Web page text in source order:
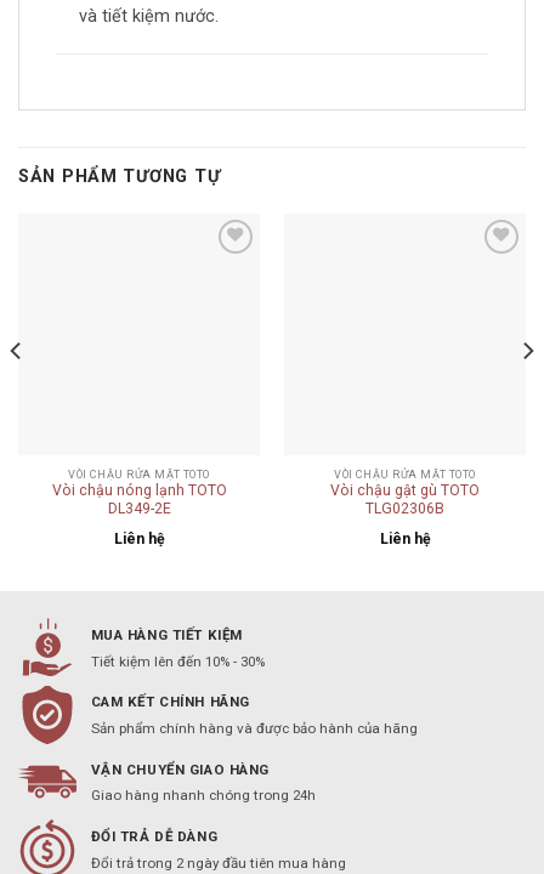
và tiết kiệm nước.
SẢN PHẨM TƯƠNG TỰ
VÒI CHẬU RỬA MẶT TOTO
Vòi chậu nóng lạnh TOTO
DL349-2E
Liên hệ
VÒI CHẬU RỬA MẶT TOTO
Vòi chậu gật gù TOTO
TLG02306B
Liên hệ
MUA HÀNG TIẾT KIỆM
Tiết kiệm lên đến 10% - 30%
CAM KẾT CHÍNH HÃNG
Sản phẩm chính hàng và được bảo hành của hãng
VẬN CHUYỂN GIAO HÀNG
Giao hàng nhanh chóng trong 24h
ĐỔI TRẢ DỄ DÀNG
Đổi trả trong 2 ngày đầu tiên mua hàng